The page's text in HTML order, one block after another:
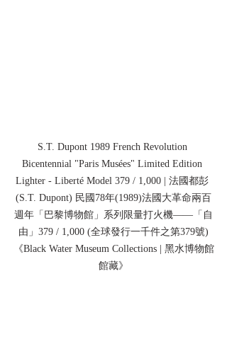
S.T. Dupont 1989 French Revolution
Bicentennial "Paris Musées" Limited Edition
Lighter - Liberté Model 379 / 1,000 | 法國都彭
(S.T. Dupont) 民國78年(1989)法國大革命兩百
週年「巴黎博物館」系列限量打火機——「自
由」379 / 1,000 (全球發行一千件之第379號)
《Black Water Museum Collections | 黑水博物館
館藏》